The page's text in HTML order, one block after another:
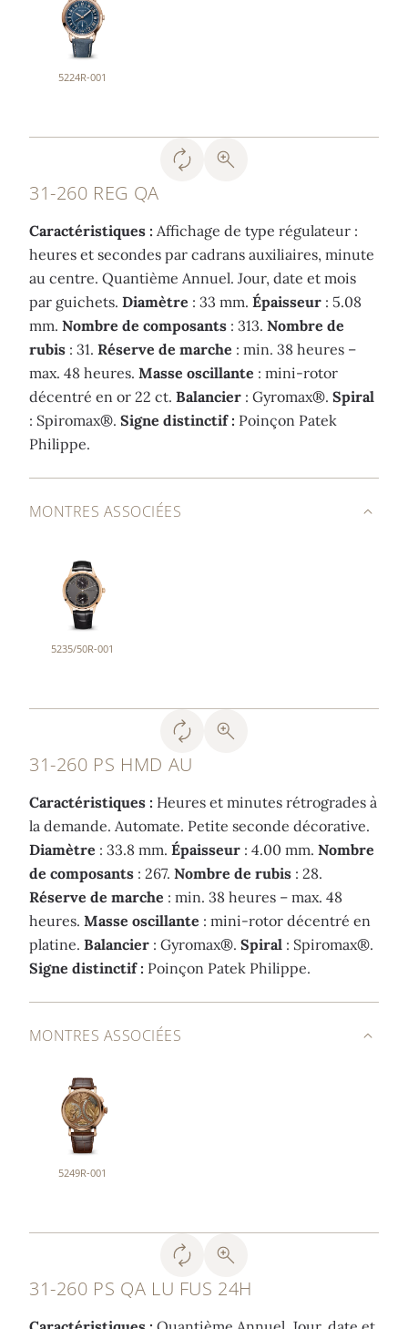
5224R-001
31-260 REG QA
Caractéristiques : Affichage de type régulateur :
heures et secondes par cadrans auxiliaires, minute
au centre. Quantième Annuel. Jour, date et mois
par guichets. Diamètre : 33 mm. Épaisseur : 5.08
mm. Nombre de composants : 313. Nombre de
rubis : 31. Réserve de marche : min. 38 heures –
max. 48 heures. Masse oscillante : mini-rotor
décentré en or 22 ct. Balancier : Gyromax®. Spiral
: Spiromax®. Signe distinctif : Poinçon Patek
Philippe.
MONTRES ASSOCIÉES
5235/50R-001
31-260 PS HMD AU
Caractéristiques : Heures et minutes rétrogrades à
la demande. Automate. Petite seconde décorative.
Diamètre : 33.8 mm. Épaisseur : 4.00 mm. Nombre
de composants : 267. Nombre de rubis : 28.
Réserve de marche : min. 38 heures – max. 48
heures. Masse oscillante : mini-rotor décentré en
platine. Balancier : Gyromax®. Spiral : Spiromax®.
Signe distinctif : Poinçon Patek Philippe.
MONTRES ASSOCIÉES
5249R-001
31-260 PS QA LU FUS 24H